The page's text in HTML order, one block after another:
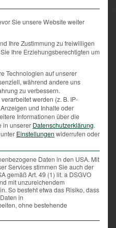
die Borsten z.B. eines
Wildschweines.
also eines jungen
„Bache“.
ein gemeiner Kerl,
mutig ist, dass er nicht
hat.
wird, so ist das
gemeint. Wird von
meint man Schäden an
die durch das
Sie unsere Website weiter
Ihre Zustimmung zu freiwilligen
Ihre Erziehungsberechtigten um
Technologien auf unserer
während andere uns
zu verbessern.
werden (z. B. IP-
und Inhalte oder
Informationen über die
in unserer Datenschutzerklärung.
Einstellungen widerrufen oder
Daten in den USA. Mit
Services stimmen Sie auch der
gemäß Art. 49 (1) lit. a DSGVO
mit unzureichendem
So besteht etwa das Risiko, dass
in
ohne bestehende